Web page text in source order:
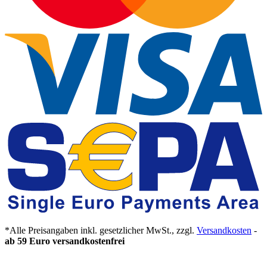
*Alle Preisangaben inkl. gesetzlicher MwSt., zzgl. Versandkosten -
ab 59 Euro versandkostenfrei